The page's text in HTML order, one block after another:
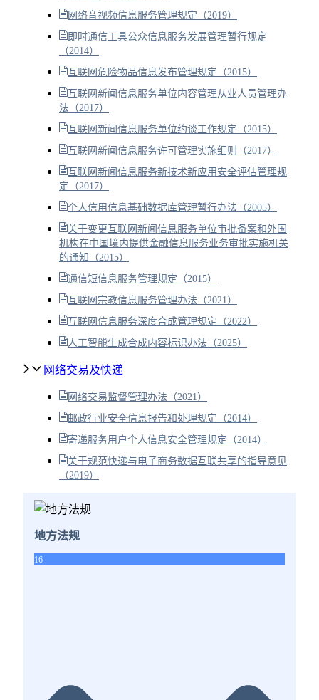
网络音视频信息服务管理规定（2019）
即时通信工具公众信息服务发展管理暂行规定
（2014）
互联网危险物品信息发布管理规定（2015）
互联网新闻信息服务单位内容管理从业人员管理办
法（2017）
互联网新闻信息服务单位约谈工作规定（2015）
互联网新闻信息服务许可管理实施细则（2017）
互联网新闻信息服务新技术新应用安全评估管理规
定（2017）
个人信用信息基础数据库管理暂行办法（2005）
关于变更互联网新闻信息服务单位审批备案和外国
机构在中国境内提供金融信息服务业务审批实施机关
的通知（2015）
通信短信息服务管理规定（2015）
互联网宗教信息服务管理办法（2021）
互联网信息服务深度合成管理规定（2022）
人工智能生成合成内容标识办法（2025）
网络交易及快递
网络交易监督管理办法（2021）
邮政行业安全信息报告和处理规定（2014）
寄递服务用户个人信息安全管理规定（2014）
关于规范快递与电子商务数据互联共享的指导意见
（2019）
地方法规
16